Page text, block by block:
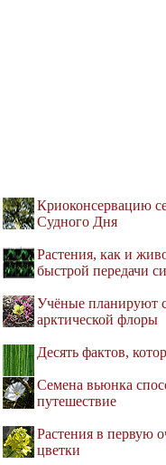
Криоконсервацию
Судного Дня
Растения, как и
быстрой передачи
Учёные планируют
арктической флоры
Десять фактов,
Семена вьюнка
путешествие
Растения в первую
цветки